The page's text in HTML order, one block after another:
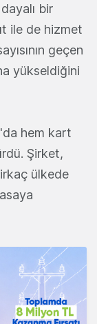
bir
ile de hizmet
geçen
yükseldiğini
hem kart
Şirket,
ülkede